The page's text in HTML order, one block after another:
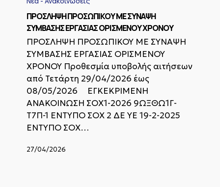
ΣΥΜΒΑΣΗΣ
ΕΡΓΑΣΙΑΣ
ΟΡΙΣΜΕΝΟΥ
ΧΡΟΝΟΥ
ΠΡΟΣΛΗΨΗ ΠΡΟΣΩΠΙΚΟΥ ΜΕ ΣΥΝΑΨΗ
ΣΥΜΒΑΣΗΣ ΕΡΓΑΣΙΑΣ ΟΡΙΣΜΕΝΟΥ ΧΡΟΝΟΥ
ΠΡΟΣΛΗΨΗ ΠΡΟΣΩΠΙΚΟΥ ΜΕ ΣΥΝΑΨΗ
ΣΥΜΒΑΣΗΣ ΕΡΓΑΣΙΑΣ ΟΡΙΣΜΕΝΟΥ
ΧΡΟΝΟΥ Προθεσμία υποβολής αιτήσεων
από Τετάρτη 29/04/2026 έως
08/05/2026 ΕΓΚΕΚΡΙΜΕΝΗ
ΑΝΑΚΟΙΝΩΣΗ ΣΟΧ1-2026 9ΩΞΘΩ1Γ-
Τ7Π-1 ΕΝΤΥΠΟ ΣΟΧ 2 ΔΕ ΥΕ 19-2-2025
ΕΝΤΥΠΟ ΣΟΧ…
27/04/2026